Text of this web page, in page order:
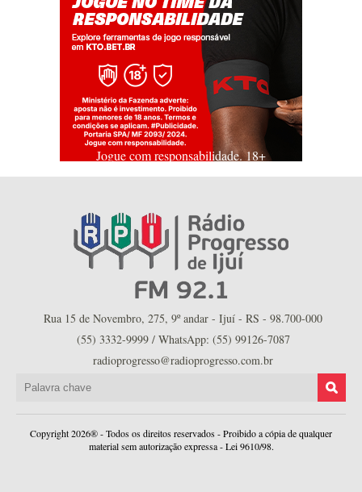
Jogue com responsabilidade. 18+
Rua 15 de Novembro, 275, 9º andar - Ijuí - RS - 98.700-000
(55) 3332-9999 / WhatsApp: (55) 99126-7087
radioprogresso@radioprogresso.com.br
Copyright 2026® - Todos os direitos reservados - Proibido a cópia de qualquer
material sem autorização expressa - Lei 9610/98.